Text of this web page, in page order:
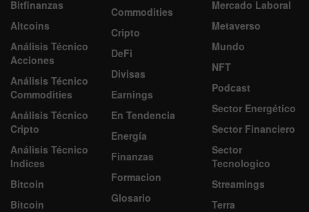
Bitfinanzas
Altcoins
Análisis Técnico
Acciones
Análisis Técnico
Commodities
Análisis Técnico
Cripto
Análisis Técnico
Indices
Bitcoin
Bitcoin
Commodities
Cripto
DeFi
Divisas
Earnings
En Tendencia
Energía
Finanzas
Formacion
Glosario
Mercado Laboral
Metaverso
Mundo
NFT
Podcast
Sector Energético
Sector Financiero
Sector
Tecnologico
Streamings
Terra